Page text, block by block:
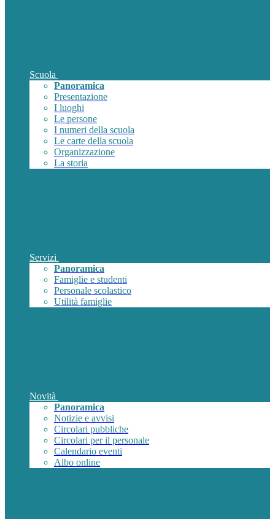
Scuola
Panoramica
Presentazione
I luoghi
Le persone
I numeri della scuola
Le carte della scuola
Organizzazione
La storia
Servizi
Panoramica
Famiglie e studenti
Personale scolastico
Utilità famiglie
Novità
Panoramica
Notizie e avvisi
Circolari pubbliche
Circolari per il personale
Calendario eventi
Albo online